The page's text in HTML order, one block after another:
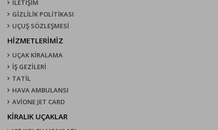
İLETİŞİM
GİZLİLİK POLİTİKASI
UÇUŞ SÖZLEŞMESI
HİZMETLERİMİZ
UÇAK KIRALAMA
İŞ GEZİLERİ
TATİL
HAVA AMBULANSI
AVİONE JET CARD
KIRALIK UÇAKLAR